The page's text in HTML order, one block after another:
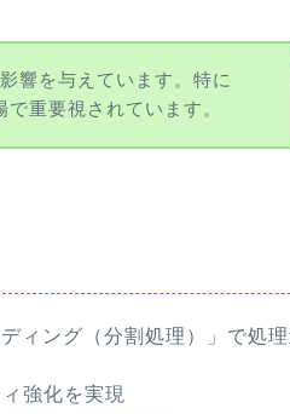
響を与えています。特に
重要視されています。
ィング（分割処理）」で処
強化を実現